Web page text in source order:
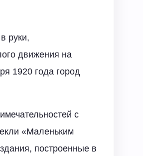
руки,
движения на
1920 года город
с
«Маленьким
построенные в